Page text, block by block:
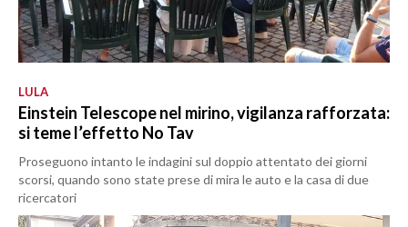
LULA
Einstein Telescope nel mirino, vigilanza rafforzata:
si teme l’effetto No Tav
Proseguono intanto le indagini sul doppio attentato dei giorni
scorsi, quando sono state prese di mira le auto e la casa di due
ricercatori